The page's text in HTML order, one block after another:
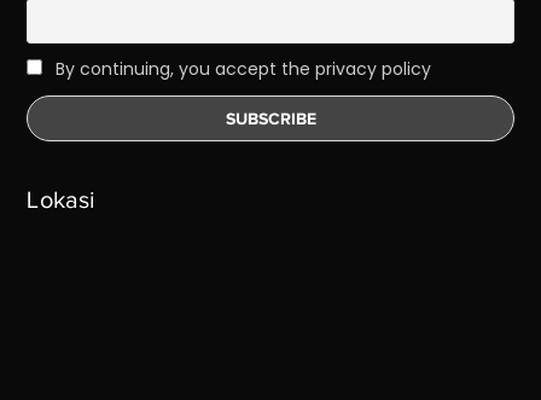
By continuing, you accept the privacy policy
Lokasi